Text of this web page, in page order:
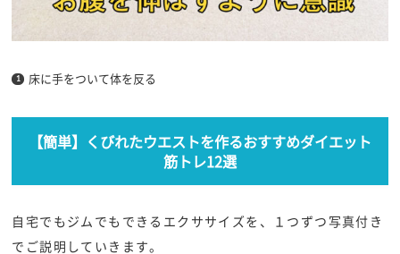
床に手をついて体を反る
【簡単】くびれたウエストを作るおすすめダイエット
筋トレ12選
自宅でもジムでもできるエクササイズを、１つずつ写真付き
でご説明していきます。